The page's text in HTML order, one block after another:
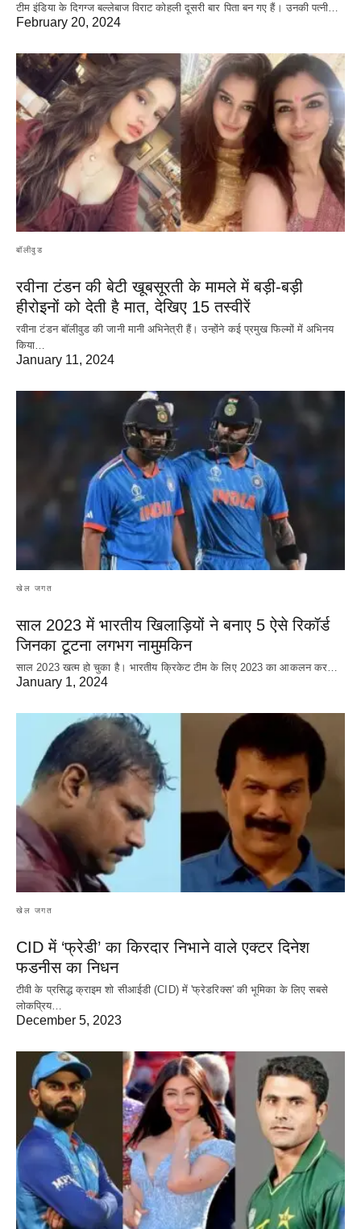
टीम इंडिया के दिगग्ज बल्लेबाज विराट कोहली दूसरी बार पिता बन गए हैं। उनकी पत्नी…
February 20, 2024
बॉलीवुड
रवीना टंडन की बेटी खूबसूरती के मामले में बड़ी-बड़ी
हीरोइनों को देती है मात, देखिए 15 तस्वीरें
रवीना टंडन बॉलीवुड की जानी मानी अभिनेत्री हैं। उन्होंने कई प्रमुख फिल्मों में अभिनय
किया…
January 11, 2024
खेल जगत
साल 2023 में भारतीय खिलाड़ियों ने बनाए 5 ऐसे रिकॉर्ड
जिनका टूटना लगभग नामुमकिन
साल 2023 खत्म हो चुका है। भारतीय क्रिकेट‌ टीम के लिए 2023 का आकलन कर…
January 1, 2024
खेल जगत
CID में ‘फ्रेडी’ का किरदार निभाने वाले एक्टर दिनेश
फडनीस का निधन
टीवी के प्रसिद्ध क्राइम शो सीआईडी (CID) में 'फ्रेडरिक्स' की भूमिका के लिए सबसे
लोकप्रिय…
December 5, 2023